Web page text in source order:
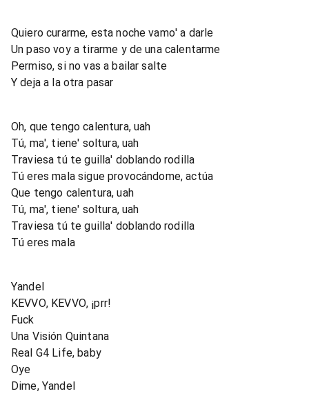
Quiero curarme, esta noche vamo' a darle
Un paso voy a tirarme y de una calentarme
Permiso, si no vas a bailar salte
Y deja a la otra pasar
Oh, que tengo calentura, uah
Tú, ma', tiene' soltura, uah
Traviesa tú te guilla' doblando rodilla
Tú eres mala sigue provocándome, actúa
Que tengo calentura, uah
Tú, ma', tiene' soltura, uah
Traviesa tú te guilla' doblando rodilla
Tú eres mala
Yandel
KEVVO, KEVVO, ¡prr!
Fuck
Una Visión Quintana
Real G4 Life, baby
Oye
Dime, Yandel